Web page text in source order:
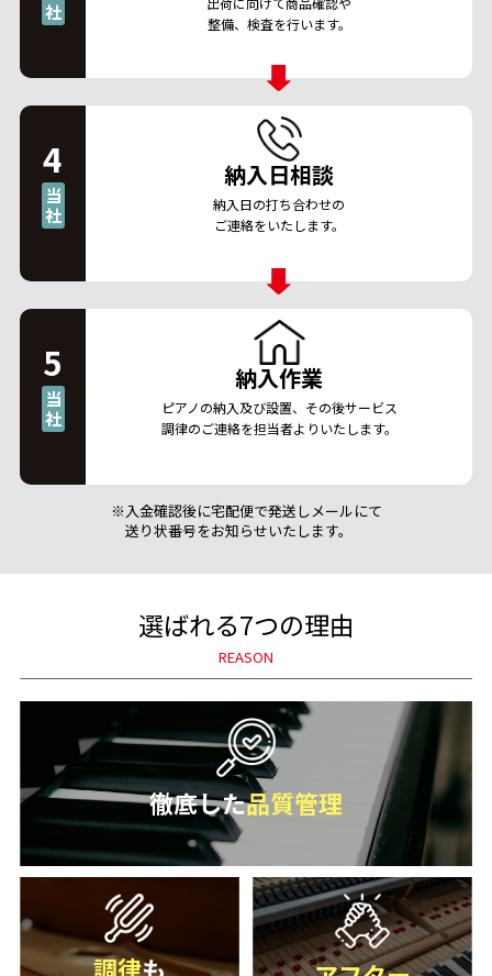
社
整備、検査を行います。
4
当
社
納入日相談
納入日の打ち合わせの
ご連絡をいたします。
5
当
社
納入作業
ピアノの納入及び設置、その後サービス
調律のご連絡を担当者よりいたします。
入金確認後に宅配便で発送しメールにて
送り状番号をお知らせいたします。
選ばれる7つの理由
REASON
徹底した品質管理
調律も